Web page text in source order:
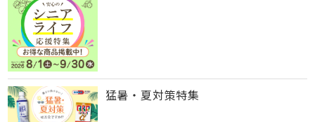
猛暑・夏対策特集